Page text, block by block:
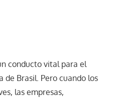
conducto vital para el
Brasil. Pero cuando los
las empresas,